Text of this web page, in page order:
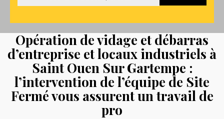
Opération de vidage et débarras
d’entreprise et locaux industriels à
Saint Ouen Sur Gartempe :
l’intervention de l’équipe de Site
Fermé vous assurent un travail de
pro